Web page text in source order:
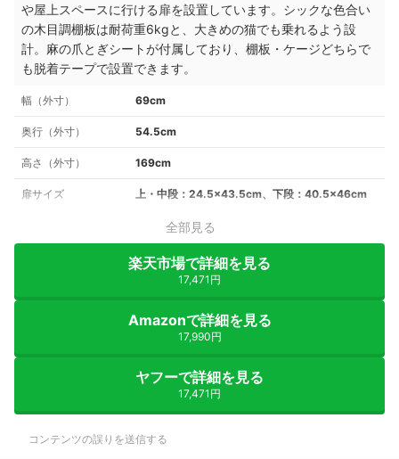
や屋上スペースに行ける扉を設置しています。シックな色合い
の木目調棚板は耐荷重6kgと、大きめの猫でも乗れるよう設
計。麻の爪とぎシートが付属しており、棚板・ケージどちらで
も脱着テープで設置できます。
幅（外寸） 69cm
奥行（外寸） 54.5cm
高さ（外寸） 169cm
扉サイズ 上・中段：24.5×43.5cm、下段：40.5×46cm
全部見る
楽天市場で詳細を見る
17,471円
Amazonで詳細を見る
17,990円
ヤフーで詳細を見る
17,471円
コンテンツの誤りを送信する